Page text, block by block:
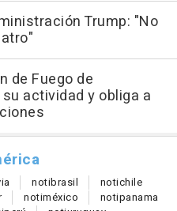
Trump: "No
de Fuego de
actividad y obliga a
notibrasil notichile
notiméxico notipanama